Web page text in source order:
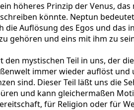
höheres Prinzip der Venus, das
könnte. Neptun
die Auflösung des Egos und das
gehören und eins mit ihm zu
den mystischen Teil in uns, der
immer wieder auflöst und
sind. Dieser Teil läßt uns die
und kann gleichermaßen
für Religion oder für